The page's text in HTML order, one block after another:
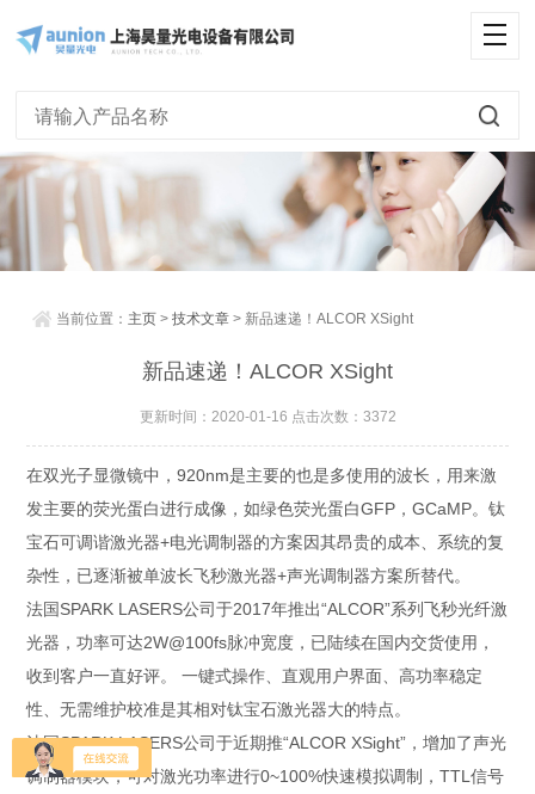
当前位置： 主页 >技术文章 > 新品速递！ALCOR XSight
新品速递！ALCOR XSight
更新时间：2020-01-16 点击次数：3372
在双光子显微镜中，920nm是主要的也是多使用的波长，用来激
发主要的荧光蛋白进行成像，如绿色荧光蛋白GFP，GCaMP。钛
宝石可调谐激光器+电光调制器的方案因其昂贵的成本、系统的复
杂性，已逐渐被单波长飞秒激光器+声光调制器方案所替代。
法国SPARK LASERS公司于2017年推出“ALCOR”系列飞秒光纤激
光器，功率可达2W@100fs脉冲宽度，已陆续在国内交货使用，
收到客户一直好评。 一键式操作、直观用户界面、高功率稳定
性、无需维护校准是其相对钛宝石激光器大的特点。
法国SPARK LASERS公司于近期推“ALCOR XSight”，增加了声光
调制器模块，可对激光功率进行0~100%快速模拟调制，TTL信号